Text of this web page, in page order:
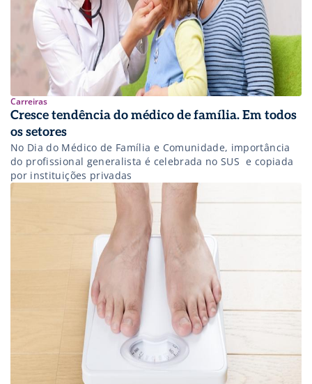
Carreiras
Cresce tendência do médico de família. Em todos
os setores
No Dia do Médico de Família e Comunidade, importância
do profissional generalista é celebrada no SUS  e copiada
por instituições privadas